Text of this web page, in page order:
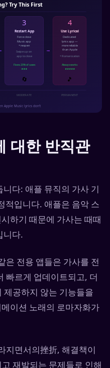
대한 반직관
다: 애플 뮤직의 가사 기
적입니다. 애플은 음악 스
하기 때문에 가사는 때때
니다.
전용 앱들은 가사를 전
빠르게 업데이트되고, 더
공하지 않는 기능들을
이션 노래의 로마자화가
지면서의挫折, 해결책이
재발되는 문제들로 인해